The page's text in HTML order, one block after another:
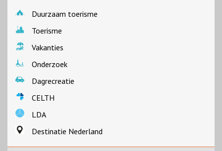
Duurzaam toerisme
Toerisme
Vakanties
Onderzoek
Dagrecreatie
CELTH
LDA
Destinatie Nederland